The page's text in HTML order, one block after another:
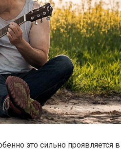
это сильно проявляется в